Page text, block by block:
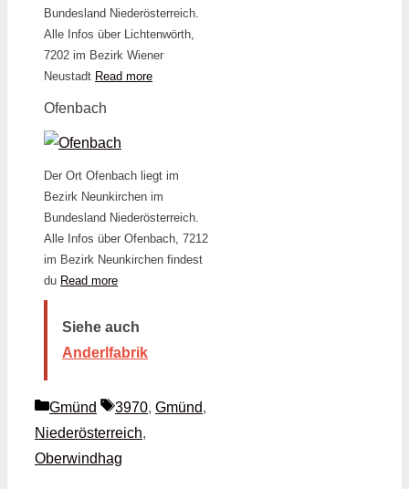
Bundesland Niederösterreich.
Alle Infos über Lichtenwörth,
7202 im Bezirk Wiener
Neustadt Read more
Ofenbach
Der Ort Ofenbach liegt im
Bezirk Neunkirchen im
Bundesland Niederösterreich.
Alle Infos über Ofenbach, 7212
im Bezirk Neunkirchen findest
du Read more
Siehe auch
Anderlfabrik
Kategorien
Gmünd Schlagwörter
3970, Gmünd,
Niederösterreich,
Oberwindhag